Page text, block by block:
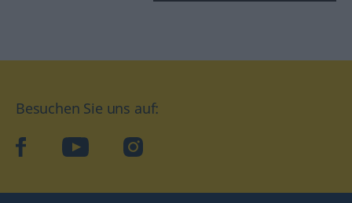
Besuchen Sie uns auf:
facebookYouTube Instagram